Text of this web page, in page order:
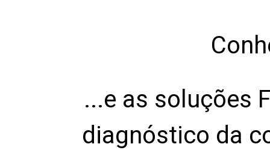
...e as soluções
diagnóstico da